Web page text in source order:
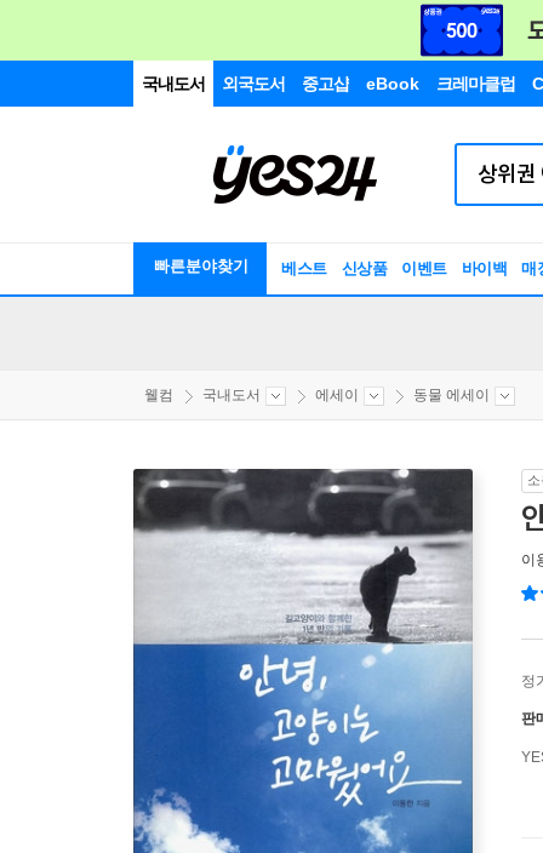
국내도서 외국도서 중고샵 eBook 크레마클럽
빠른분야찾기 베스트 신상품 이벤트 바이백 매
웰컴 국내도서 에세이 동물 에세이
이
정
판